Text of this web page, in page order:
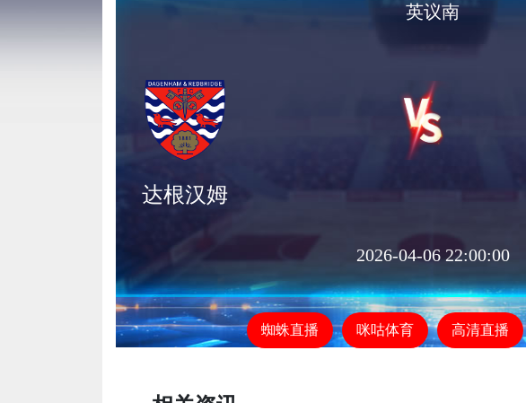
英议南
达根汉姆
2026-04-06 22:00:00
蜘蛛直播 咪咕体育 高清直播